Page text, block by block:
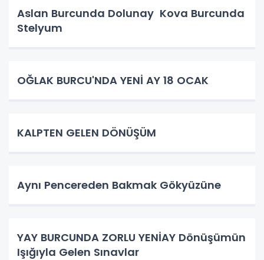
Aslan Burcunda Dolunay Kova Burcunda
Stelyum
OĞLAK BURCU'NDA YENİ AY 18 OCAK
KALPTEN GELEN DÖNÜŞÜM
Aynı Pencereden Bakmak Gökyüzüne
YAY BURCUNDA ZORLU YENİAY Dönüşümün
Işığıyla Gelen Sınavlar